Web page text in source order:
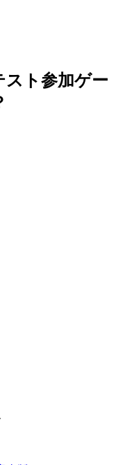
ト参加ゲー